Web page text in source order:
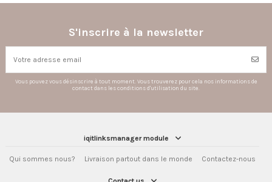
S'inscrire à la newsletter
Vous pouvez vous désinscrire à tout moment. Vous trouverez pour cela nos informations de
contact dans les conditions d'utilisation du site.
iqitlinksmanager module
Qui sommes nous? Livraison partout dans le monde Contactez-nous